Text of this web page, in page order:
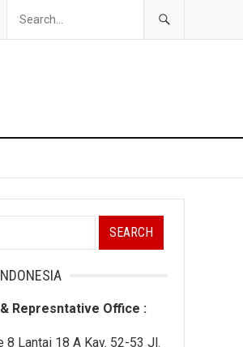
Represntative Office :
8 Lantai 18 A Kav. 52-53 Jl.